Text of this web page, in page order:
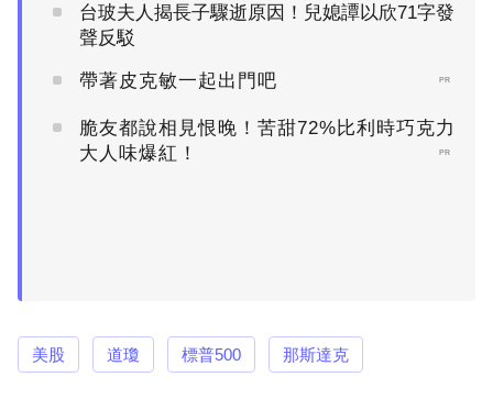
台玻夫人揭長子驟逝原因！兒媳譚以欣71字發
聲反駁
帶著皮克敏一起出門吧 PR
脆友都說相見恨晚！苦甜72%比利時巧克力
大人味爆紅！
PR
美股 道瓊 標普500 那斯達克